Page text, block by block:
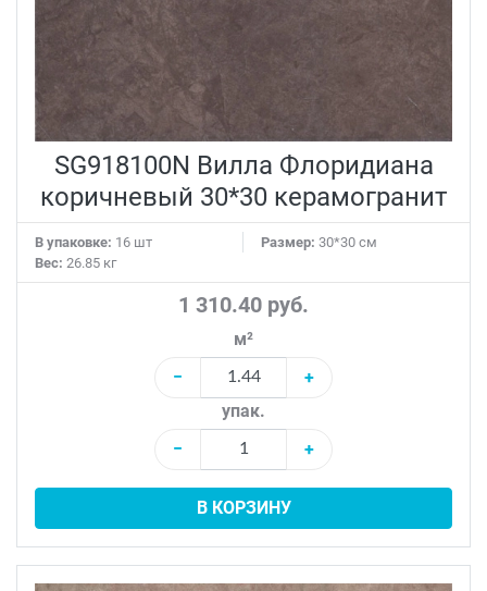
SG918100N Вилла Флоридиана
коричневый 30*30 керамогранит
В упаковке: 16 шт Размер: 30*30 см
Вес: 26.85 кг
1 310.40 руб.
м²
−
+
упак.
−
+
В КОРЗИНУ